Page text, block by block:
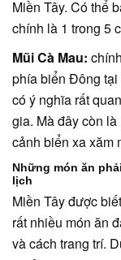
Miền Tây. Có thể
chính là 1 trong 5
Mũi Cà Mau:
phía biển Đông tại
có ý nghĩa rất
gia. Mà đây còn
cảnh biển xa xăm
Những món ăn
lịch
Miền Tây được
rất nhiều món ăn
và cách trang trí.